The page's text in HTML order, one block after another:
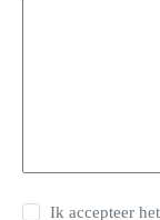
Ik accepteer